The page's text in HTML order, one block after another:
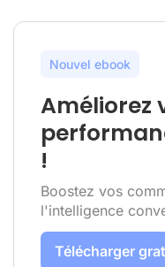
Nouvel ebook
Améliorez
!
Boostez vos
l'intelligence
Télécharger